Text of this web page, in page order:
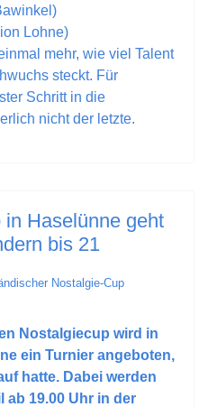
Lohne)
mehr, wie viel Talent
steckt. Für
Schritt in die
nicht der letzte.
Haselünne geht
bis 21
Nostalgie-Cup
Nostalgiecup wird in
ein Turnier angeboten,
hatte. Dabei werden
ab 19.00 Uhr in der